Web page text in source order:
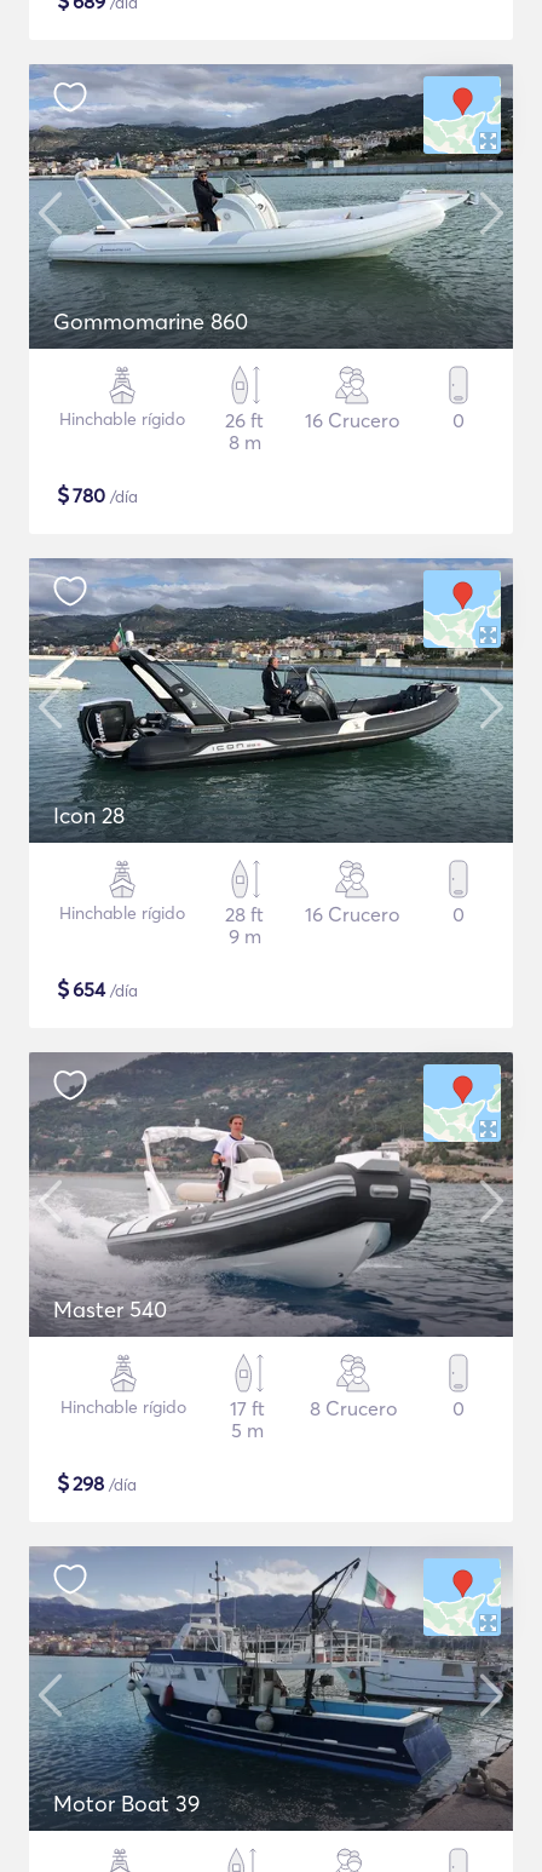
Gommomarine 860
Hinchable rígido
26 ft
8 m
16 Crucero 0
$780 /día
Icon 28
Hinchable rígido
28 ft
9 m
16 Crucero 0
$654/día
Master 540
Hinchable rígido
17 ft
5 m
8 Crucero 0
$298 /día
Motor Boat 39